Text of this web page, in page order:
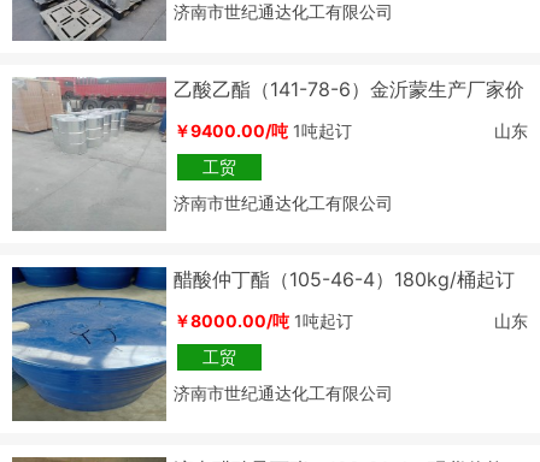
济南市世纪通达化工有限公司
乙酸乙酯（141-78-6）金沂蒙生产厂家价
￥9400.00/吨 1吨起订
山东
工贸
济南市世纪通达化工有限公司
醋酸仲丁酯（105-46-4）180kg/桶起订
￥8000.00/吨 1吨起订
山东
工贸
济南市世纪通达化工有限公司